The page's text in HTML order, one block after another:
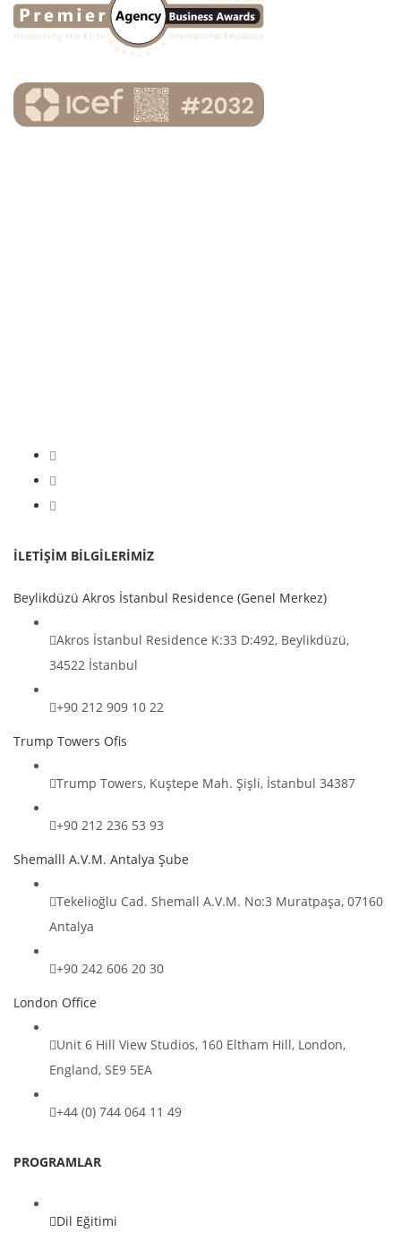
İLETİŞİM BİLGİLERİMİZ
Beylikdüzü Akros İstanbul Residence (Genel Merkez)
Akros İstanbul Residence K:33 D:492, Beylikdüzü,
34522 İstanbul
+90 212 909 10 22
Trump Towers Ofis
Trump Towers, Kuştepe Mah. Şişli, İstanbul 34387
+90 212 236 53 93
Shemalll A.V.M. Antalya Şube
Tekelioğlu Cad. Shemall A.V.M. No:3 Muratpaşa, 07160
Antalya
+90 242 606 20 30
London Office
Unit 6 Hill View Studios, 160 Eltham Hill, London,
England, SE9 5EA
+44 (0) 744 064 11 49
PROGRAMLAR
Dil Eğitimi